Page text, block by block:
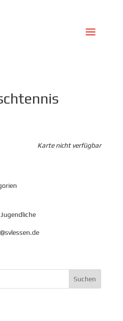
Karte nicht verfügbar